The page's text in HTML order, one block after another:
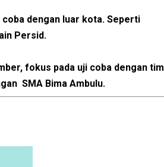
dengan luar kota. Seperti
Persid.
fokus pada uji coba dengan tim
SMA Bima Ambulu.